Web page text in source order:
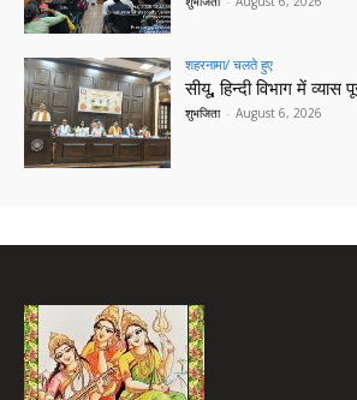
शहरनामा/ चलते हुए
सीयू, हिन्दी विभाग में व्यास
शुभजिता - August 6, 2026